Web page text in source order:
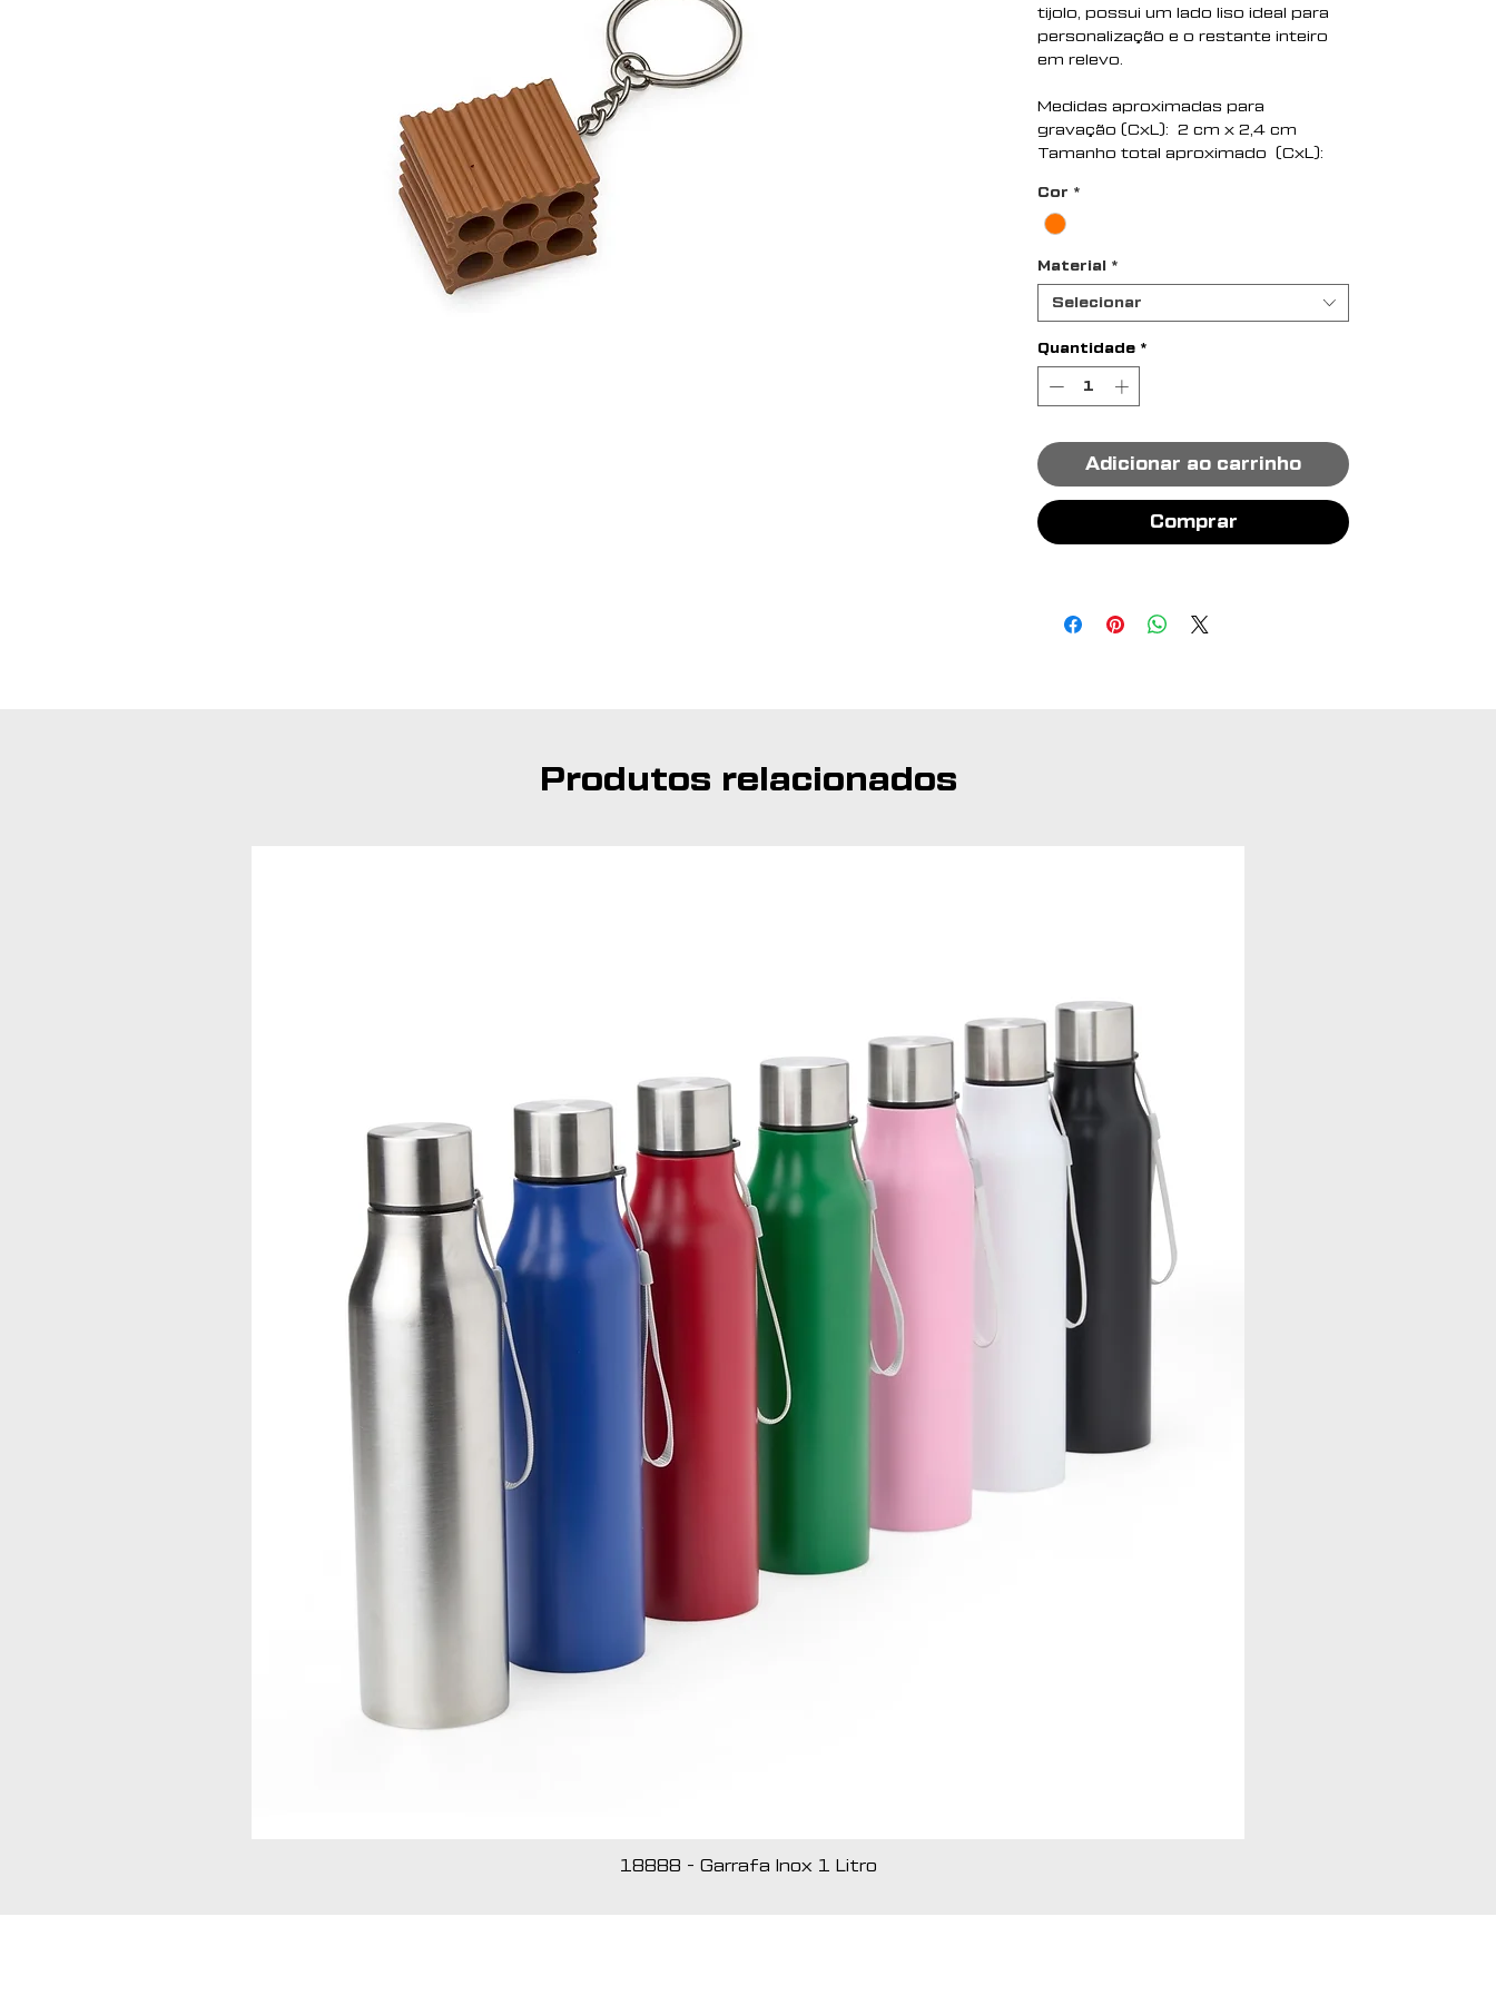
tijolo, possui um lado liso ideal para
personalização e o restante inteiro
em relevo.
Medidas aproximadas para
gravação (CxL): 2 cm x 2,4 cm
Tamanho total aproximado (CxL):
Peso aproximado (g): 10
Cor *
Material *
Selecionar
Quantidade *
Adicionar ao carrinho
Comprar
Produtos relacionados
18888 - Garrafa Inox 1 Litro